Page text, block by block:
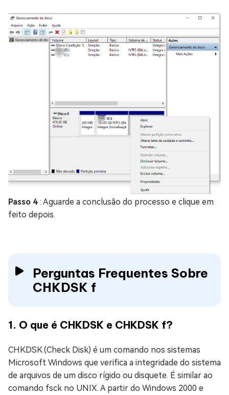
Passo 4 : Aguarde a conclusão do processo e clique em
feito depois.
Perguntas Frequentes Sobre
CHKDSK f
1. O que é CHKDSK e CHKDSK f?
CHKDSK (Check Disk) é um comando nos sistemas
Microsoft Windows que verifica a integridade do sistema
de arquivos de um disco rígido ou disquete. É similar ao
comando fsck no UNIX. A partir do Windows 2000 e